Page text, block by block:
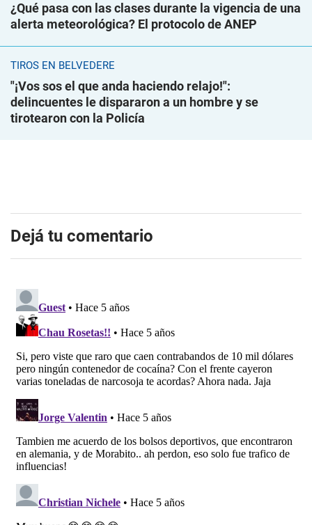
¿Qué pasa con las clases durante la vigencia de una
alerta meteorológica? El protocolo de ANEP
TIROS EN BELVEDERE
"¡Vos sos el que anda haciendo relajo!":
delincuentes le dispararon a un hombre y se
tirotearon con la Policía
Dejá tu comentario